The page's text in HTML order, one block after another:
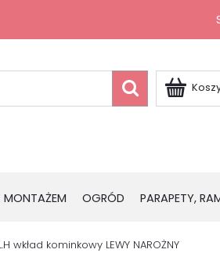
MONTAŻEM OGRÓD PARAPETY,
wkład kominkowy LEWY NAROŻNY